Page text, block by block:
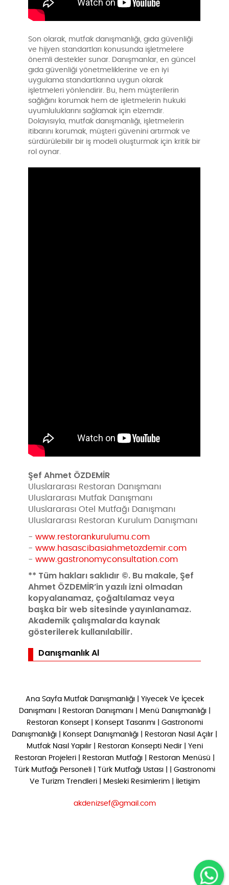
Son olarak, mutfak danışmanlığı, gıda güvenliği
ve hijyen standartları konusunda işletmelere
önemli destekler sunar. Danışmanlar, en güncel
gıda güvenliği yönetmeliklerine ve en iyi
uygulama standartlarına uygun olarak
işletmeleri yönlendirir. Bu, hem müşterilerin
sağlığını korumak hem de işletmelerin hukuki
uyumluluklarını sağlamak için elzemdir.
Dolayısıyla, mutfak danışmanlığı, işletmelerin
itibarını korumak, müşteri güvenini artırmak ve
sürdürülebilir bir iş modeli oluşturmak için kritik bir
rol oynar.
Şef Ahmet ÖZDEMİR
Uluslararası Restoran Danışmanı
Uluslararası Mutfak Danışmanı
Uluslararası Otel Mutfağı Danışmanı
Uluslararası Restoran Kurulum Danışmanı
-www.restorankurulumu.com
-www.hasascibasiahmetozdemir.com
-www.gastronomyconsultation.com
** Tüm hakları saklıdır ©. Bu makale, Şef
Ahmet ÖZDEMİR’in yazılı izni olmadan
kopyalanamaz, çoğaltılamaz veya
başka bir web sitesinde yayınlanamaz.
Akademik çalışmalarda kaynak
gösterilerek kullanılabilir.
Danışmanlık Al
Ana Sayfa Mutfak Danışmanlığı
Yiyecek Ve İçecek
Danışmanı
Restoran Danışmanı Menü Danışmanlığı
Restoran Konsept| Konsept Tasarımı
Gastronomi
Danışmanlığı
Konsept Danışmanlığı Restoran Nasıl Açılır
Mutfak Nasıl Yapılır| Restoran Konsepti Nedir| Yeni
Restoran Projeleri| Restoran Mutfağı Restoran Menüsü
Türk Mutfağı Personeli| Türk Mutfağı Ustası
Gastronomi
Ve Turizm Trendleri| Mesleki Resimlerim| İletişim
akdenizsef@gmail.com